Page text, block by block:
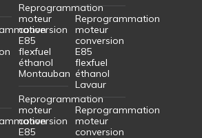
Reprogrammation
moteur
conversion
E85
flexfuel
éthanol
Montauban
Reprogrammation
moteur
conversion
E85
Reprogrammation
moteur
conversion
E85
flexfuel
éthanol
Lavaur
Reprogrammation
moteur
conversion